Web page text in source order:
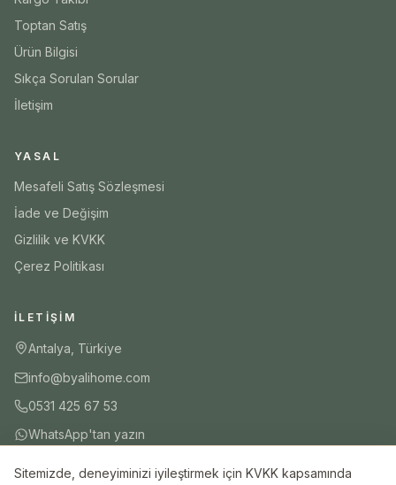
Toptan Satış
Ürün Bilgisi
Sıkça Sorulan Sorular
İletişim
YASAL
Mesafeli Satış Sözleşmesi
İade ve Değişim
Gizlilik ve KVKK
Çerez Politikası
İLETIŞIM
Antalya, Türkiye
info@byalihome.com
0531 425 67 53
WhatsApp'tan yazın
Sitemizde, deneyiminizi iyileştirmek için KVKK kapsamında